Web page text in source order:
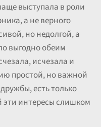
выступала в роли
а не верного
но недолгой, а
выгодно обеим
исчезала и
простой, но важной
есть только
эти интересы слишком